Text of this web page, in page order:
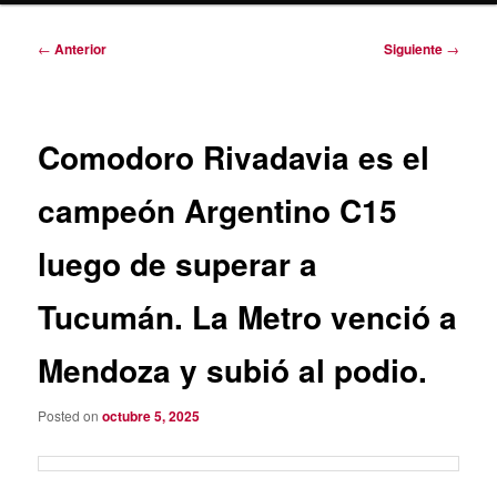
Navegación
← Anterior Siguiente →
Comodoro Rivadavia es el
campeón Argentino C15
luego de superar a
Tucumán. La Metro venció a
Mendoza y subió al podio.
Posted onoctubre 5, 2025